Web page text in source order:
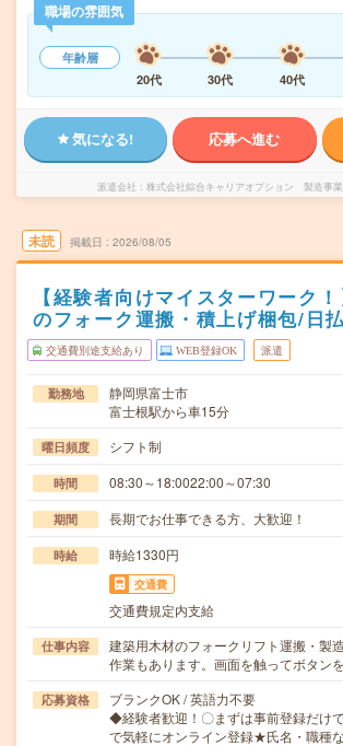
職場の雰囲気
年齢層
20代
30代 40代
気になる! 応募へ進む
派遣会社 株式会社綜合キャリアオプション 製造事業
未読 掲載日 2026/08/05
【経験者向けマイスターワーク
のフォーク運搬・積上げ梱包/日
交通費別途支給あり WEB登録OK 派遣
勤務地
静岡県富士市
富士根駅から車15分
曜日頻度 シフト制
時間 08:30～18:0022:00～07:30
期間 長期でお仕事できる方、大歓迎！
時給 時給1330円
交通費
交通費規定内支給
仕事内容
建築用木材のフォークリフト運搬・製
作業もあります。画面を触ってボタン
応募資格
ブランクOK / 英語力不要
◆経験者歓迎！〇まずは事前登録だけ
で気軽にオンライン登録★氏名・職種